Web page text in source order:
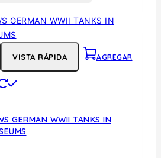
VISTA RÁPIDA AGREGAR
GERMAN WWII TANKS IN